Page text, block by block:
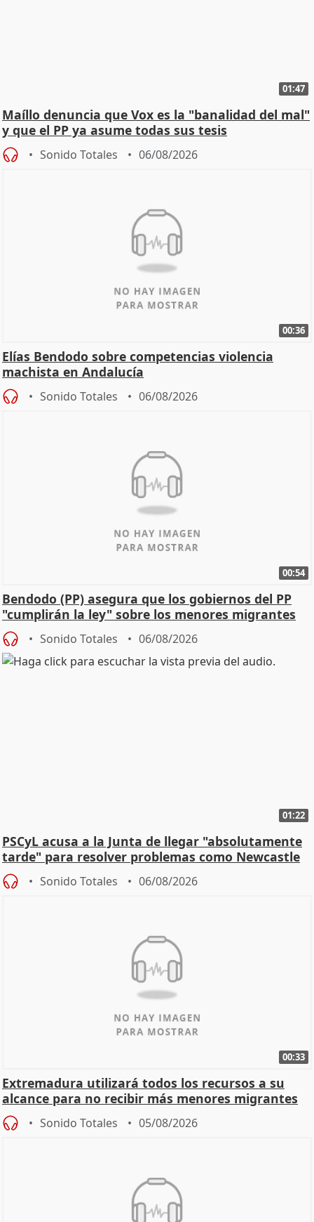
01:47
Maíllo denuncia que Vox es la "banalidad del mal"
y que el PP ya asume todas sus tesis
Sonido Totales 06/08/2026
00:36
Elías Bendodo sobre competencias violencia
machista en Andalucía
Sonido Totales 06/08/2026
00:54
Bendodo (PP) asegura que los gobiernos del PP
"cumplirán la ley" sobre los menores migrantes
Sonido Totales 06/08/2026
01:22
PSCyL acusa a la Junta de llegar "absolutamente
tarde" para resolver problemas como Newcastle
Sonido Totales 06/08/2026
00:33
Extremadura utilizará todos los recursos a su
alcance para no recibir más menores migrantes
Sonido Totales 05/08/2026